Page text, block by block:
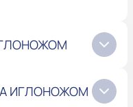
ИГЛОНОЖОМ